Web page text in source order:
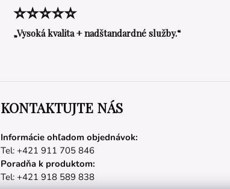
⭐⭐⭐⭐⭐
„Vysoká kvalita + nadštandardné služby.“
KONTAKTUJTE NÁS
Informácie ohľadom objednávok:
Tel: +421 911 705 846
Poradňa k produktom:
Tel: +421 918 589 838